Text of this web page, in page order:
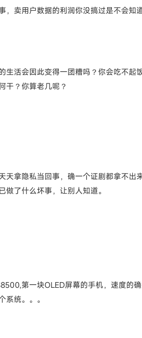
，卖用户数据的利润你没搞过是不会知
生活会因此变得一团糟吗？你会吃不起
干？你算老几呢？
天拿隐私当回事，确一个证剧都拿不出
了什么坏事，让别人知道。
第一块OLED屏幕的手机，速度的
系统。。。